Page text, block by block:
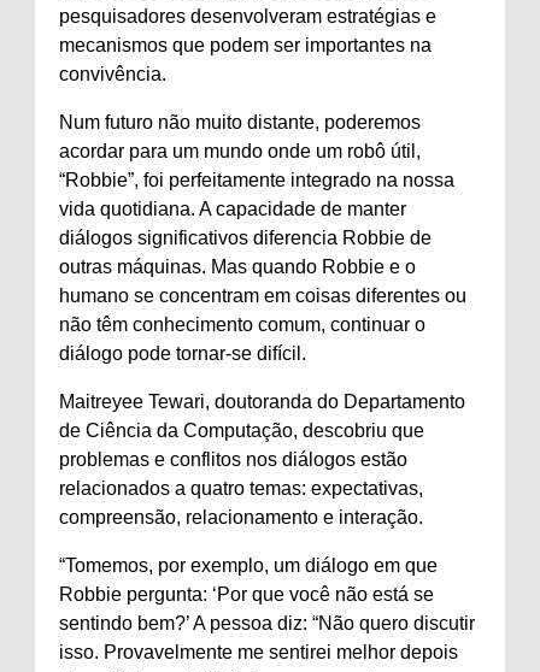
pesquisadores desenvolveram estratégias e
mecanismos que podem ser importantes na
convivência.
Num futuro não muito distante, poderemos
acordar para um mundo onde um robô útil,
“Robbie”, foi perfeitamente integrado na nossa
vida quotidiana. A capacidade de manter
diálogos significativos diferencia Robbie de
outras máquinas. Mas quando Robbie e o
humano se concentram em coisas diferentes ou
não têm conhecimento comum, continuar o
diálogo pode tornar-se difícil.
Maitreyee Tewari, doutoranda do Departamento
de Ciência da Computação, descobriu que
problemas e conflitos nos diálogos estão
relacionados a quatro temas: expectativas,
compreensão, relacionamento e interação.
“Tomemos, por exemplo, um diálogo em que
Robbie pergunta: ‘Por que você não está se
sentindo bem?’ A pessoa diz: “Não quero discutir
isso. Provavelmente me sentirei melhor depois